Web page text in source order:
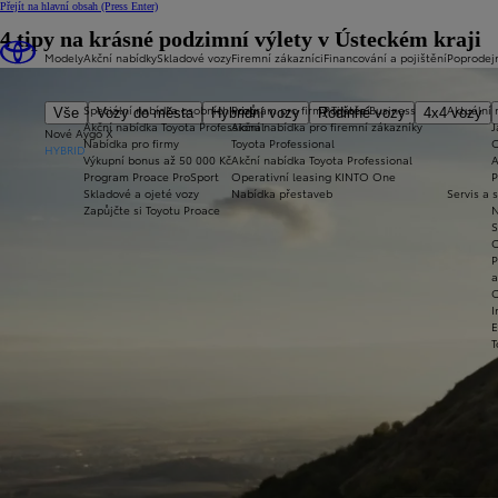
Přejít na hlavní obsah (Press Enter)
Modely
Vše Vozy do města Hybridní vozy Rodinné vozy 4x4 vozy
Nové Aygo X
HYBRID
Akční nabídky
Speciální nabídka osobních vozů
Akční nabídka Toyota Professional
Nabídka pro firmy
Výkupní bonus až 50 000 Kč
Program Proace ProSport
Skladové a ojeté vozy
Zapůjčte si Toyotu Proace
Skladové vozyFiremní zákazníci
Program pro firmy Toyota Business
Akční nabídka pro firemní zákazníky
Toyota Professional
Akční nabídka Toyota Professional
Operativní leasing KINTO One
Nabídka přestaveb
Financování a pojištění
Pojištění
Aktuální
Servis a
4 tipy na krásné podzimní výlety v Ústeckém kraji